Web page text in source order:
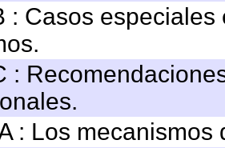
: Casos
:
: Los